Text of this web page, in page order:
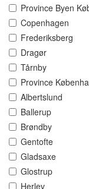
Province Byen
Copenhagen
Frederiksberg
Dragør
Tårnby
Province
Albertslund
Ballerup
Brøndby
Gentofte
Gladsaxe
Glostrup
Herlev